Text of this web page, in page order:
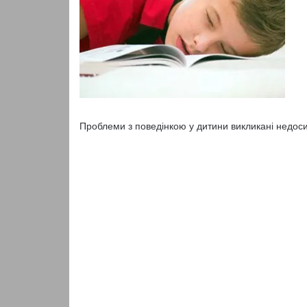
Проблеми з поведінкою у дитини викликані